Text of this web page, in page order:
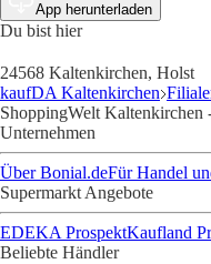
App herunterladen
Du bist hier
24568 Kaltenkirchen, Holst
kaufDA Kaltenkirchen
ShoppingWelt Kaltenkirchen
Unternehmen
Über Bonial.deFür Handel
Supermarkt Angebote
EDEKA ProspektKaufland
Beliebte Händler